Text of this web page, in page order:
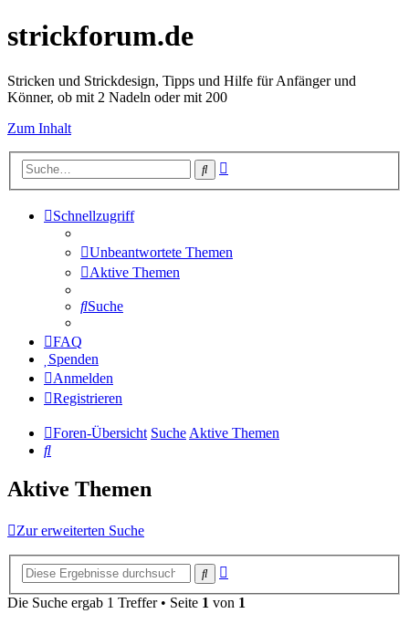
strickforum.de
Stricken und Strickdesign, Tipps und Hilfe für Anfänger und
Könner, ob mit 2 Nadeln oder mit 200
Zum Inhalt
Suche
Schnellzugriff
Unbeantwortete Themen
Aktive Themen
Suche
FAQ
Spenden
Anmelden
Registrieren
Foren-Übersicht SucheAktive Themen
Suche
Aktive Themen
Zur erweiterten Suche
Suche
Die Suche ergab 1 Treffer • Seite 1 von 1